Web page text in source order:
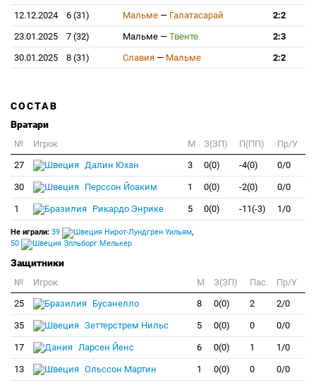
12.12.2024
6 (31) Мальме — Галатасарай
2:2
23.01.2025
7 (32) Мальме — Твенте
2:3
30.01.2025
8 (31) Славия — Мальме 2:2
СОСТАВ
Вратари
№ Игрок M З(ЗП) П(ПП)
Пр/У
27
Далин Юхан 3 0(0) -4(0) 0/0
30 Перссон Йоаким 1 0(0) -2(0) 0/0
1 Рикардо Энрике 5 0(0) -11(-3) 1/0
Не играли: 39 Нирот-Лундгрен Уильям,
50
Элльборг Мелькер
Защитники
№ Игрок M З(ЗП) Пас
Пр/У
25
Бусанелло 8 0(0) 2 2/0
35 Зеттерстрем Нильс 5 0(0) 0 0/0
17 Ларсен Йенс 6 0(0) 1 1/0
13 Ольссон Мартин 1 0(0) 0 0/0